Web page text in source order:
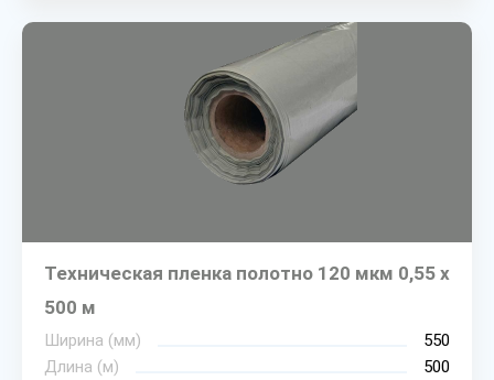
Техническая пленка полотно 120 мкм 0,55 х
500 м
Ширина (мм)
550
Длина (м)
500